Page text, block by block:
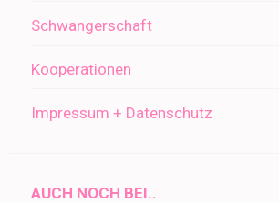
Schwangerschaft
Kooperationen
Impressum + Datenschutz
AUCH NOCH BEI..